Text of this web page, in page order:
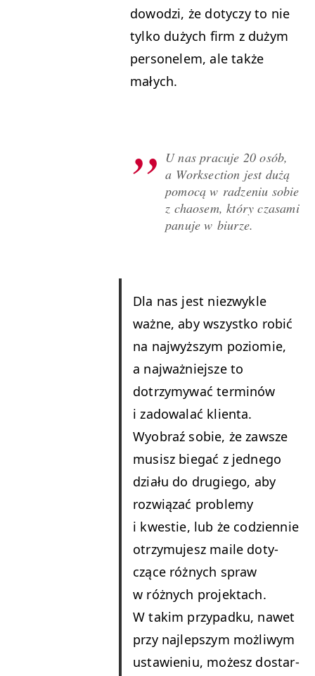
dowodzi, że doty­czy to nie
tylko dużych firm z dużym
per­son­elem, ale także
małych.
U nas pracu­je 20 osób,
a Work­sec­tion jest dużą
pomocą w radze­niu sobie
z chaosem, który cza­sa­mi
panu­je w biurze.
Dla nas jest niezwyk­le
ważne, aby wszys­tko robić
na najwyższym poziomie,
a najważniejsze to
dotrzymy­wać ter­minów
i zad­owalać klien­ta.
Wyobraź sobie, że zawsze
musisz bie­gać z jed­nego
dzi­ału do drugiego, aby
rozwiązać prob­le­my
i kwest­ie, lub że codzi­en­nie
otrzy­mu­jesz maile doty­
czące różnych spraw
w różnych pro­jek­tach.
W takim przy­pad­ku, nawet
przy najlep­szym możli­wym
ustaw­ie­niu, możesz dostar­